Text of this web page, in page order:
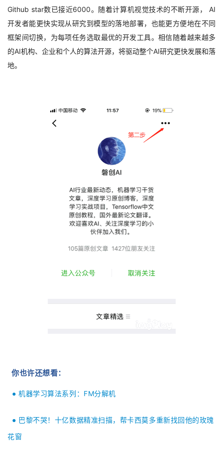
Github star数已接近6000。随着计算机视觉技术的不断开源， AI
开发者能更快实现从研究到模型的落地部署，也能更方便地在不同
框架间切换，为每项任务选取最优的开发工具。相信随着越来越多
的AI机构、企业和个人的算法开源，将驱动整个AI研究更快发展和落
地。
你也许还想看：
● 机器学习算法系列：FM分解机
● 巴黎不哭！十亿数据精准扫描，帮卡西莫多重新找回他的玫瑰
花窗